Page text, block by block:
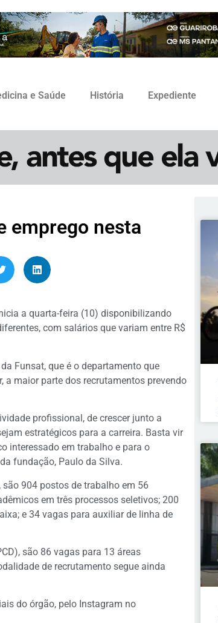
e Saúde História Expediente
emprego nesta
a quarta-feira (10) disponibilizando
com salários que variam entre R$
Funsat, que é o departamento que
maior parte dos recrutamentos prevendo
profissional, de crescer junto a
estratégicos para a carreira. Basta vir
interessado em trabalho e para o
fundação, Paulo da Silva.
904 postos de trabalho em 56
em três processos seletivos; 200
e 34 vagas para auxiliar de linha de
são 86 vagas para 13 áreas
de recrutamento segue ainda
do órgão, pelo Instagram no